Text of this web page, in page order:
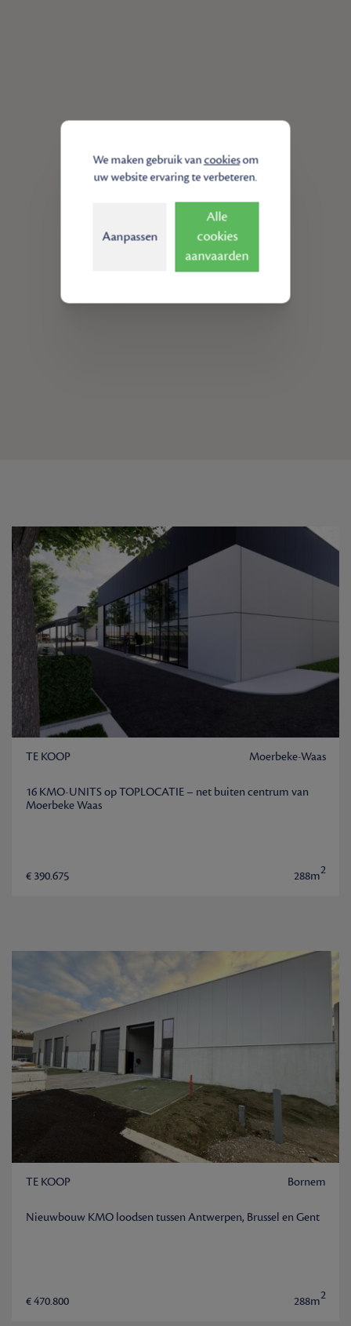
TE KOOP Moerbeke-Waas
16 KMO-UNITS op TOPLOCATIE – net buiten centrum van
Moerbeke Waas
€ 390.675 288m2
TE KOOP Bornem
Nieuwbouw KMO loodsen tussen Antwerpen, Brussel en Gent
€ 470.800 288m2
We maken gebruik vancookiesom
uw website ervaring te verbeteren.
Aanpassen
Alle
cookies
aanvaarden